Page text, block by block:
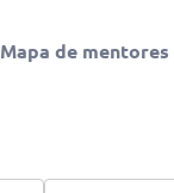
Mapa de mentores